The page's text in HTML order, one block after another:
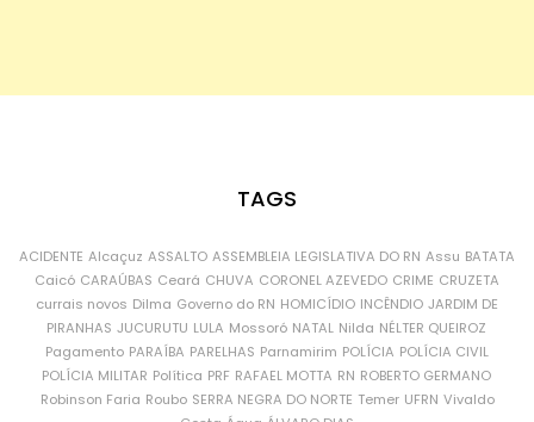
TAGS
ACIDENTE Alcaçuz ASSALTO ASSEMBLEIA LEGISLATIVA DO RN Assu BATATA
Caicó CARAÚBAS Ceará CHUVA CORONEL AZEVEDO CRIME CRUZETA
currais novos Dilma Governo do RN HOMICÍDIO INCÊNDIO JARDIM DE
PIRANHAS JUCURUTU LULA Mossoró NATAL Nilda NÉLTER QUEIROZ
Pagamento PARAÍBA PARELHAS Parnamirim POLÍCIA POLÍCIA CIVIL
POLÍCIA MILITAR Política PRF RAFAEL MOTTA RN ROBERTO GERMANO
Robinson Faria Roubo SERRA NEGRA DO NORTE Temer UFRN Vivaldo